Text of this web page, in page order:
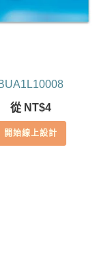
從 NT$4
開始線上設計